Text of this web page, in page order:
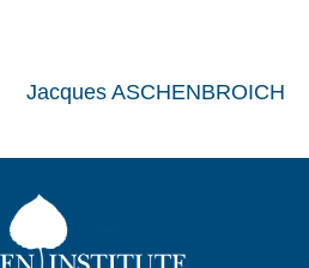
Jacques ASCHENBROICH